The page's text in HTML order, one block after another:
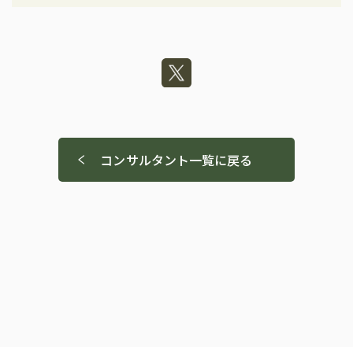
コンサルタント一覧に戻る